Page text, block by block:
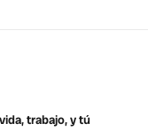
trabajo, y tú